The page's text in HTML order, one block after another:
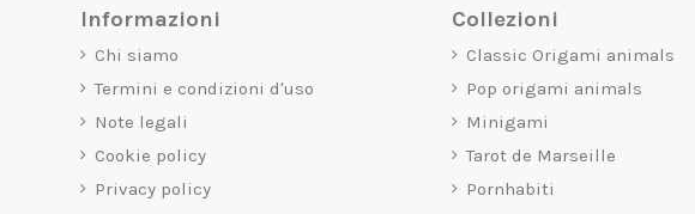
Informazioni
Chi siamo
Termini e condizioni d'uso
Note legali
Cookie policy
Privacy policy
Collezioni
Classic Origami animals
Pop origami animals
Minigami
Tarot de Marseille
Pornhabiti